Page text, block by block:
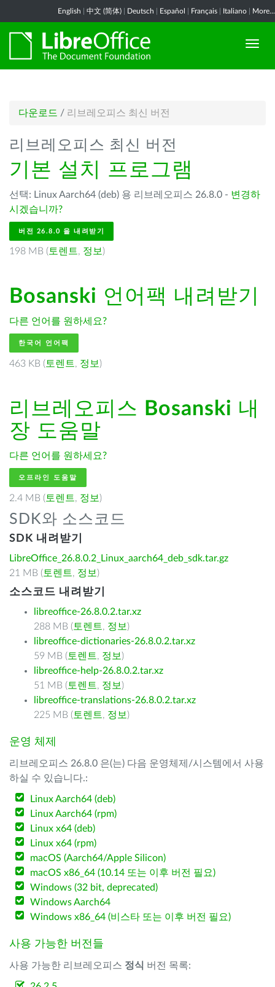
English 中文 (简体) Deutsch Español Français Italiano More...
다운로드 / 리브레오피스 최신 버전
리브레오피스 최신 버전
기본 설치 프로그램
선택: Linux Aarch64 (deb) 용 리브레오피스 26.8.0 - 변경하
시겠습니까?
버전 26.8.0 을 내려받기
198 MB ( 토렌트, 정보 )
Bosanski 언어팩 내려받기
다른 언어를 원하세요?
한국어 언어팩
463 KB ( 토렌트, 정보 )
리브레오피스 Bosanski 내
장 도움말
다른 언어를 원하세요?
오프라인 도움말
2.4 MB ( 토렌트, 정보 )
SDK와 소스코드
SDK 내려받기
LibreOffice_26.8.0.2_Linux_aarch64_deb_sdk.tar.gz
21 MB ( 토렌트, 정보 )
소스코드 내려받기
libreoffice-26.8.0.2.tar.xz
288 MB ( 토렌트, 정보 )
libreoffice-dictionaries-26.8.0.2.tar.xz
59 MB ( 토렌트, 정보 )
libreoffice-help-26.8.0.2.tar.xz
51 MB ( 토렌트, 정보 )
libreoffice-translations-26.8.0.2.tar.xz
225 MB ( 토렌트, 정보 )
운영 체제
리브레오피스 26.8.0 은(는) 다음 운영체제/시스템에서 사용
하실 수 있습니다.:
Linux Aarch64 (deb)
Linux Aarch64 (rpm)
Linux x64 (deb)
Linux x64 (rpm)
macOS (Aarch64/Apple Silicon)
macOS x86_64 (10.14 또는 이후 버전 필요)
Windows (32 bit, deprecated)
Windows Aarch64
Windows x86_64 (비스타 또는 이후 버전 필요)
사용 가능한 버전들
사용 가능한 리브레오피스 정식 버전 목록: